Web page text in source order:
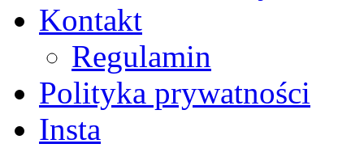
Kontakt
Regulamin
Polityka prywatności
Insta